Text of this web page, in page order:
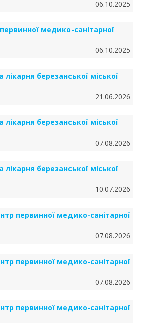
06.10.2025
медико-санітарної
06.10.2025
лікарня березанської міської
21.06.2026
лікарня березанської міської
07.08.2026
лікарня березанської міської
10.07.2026
первинної медико-санітарної
07.08.2026
первинної медико-санітарної
07.08.2026
первинної медико-санітарної